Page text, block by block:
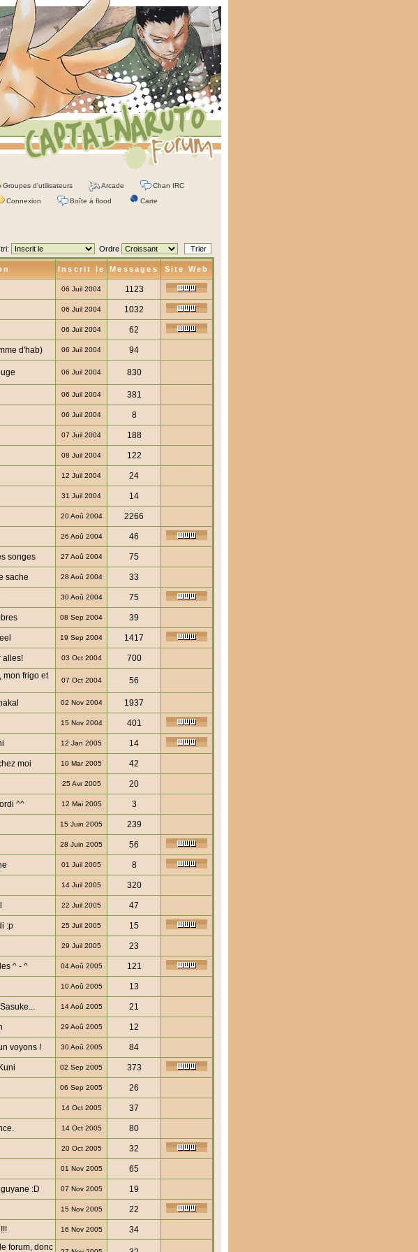
Groupes d'utilisateurs Arcade Chan IRC
Connexion Boîte à flood Carte
Ordre
Inscrit le Messages Site Web
06 Juil 2004 1123
06 Juil 2004 1032
06 Juil 2004 62
d'hab) 06 Juil 2004 94
06 Juil 2004 830
06 Juil 2004 381
06 Juil 2004 8
07 Juil 2004 188
08 Juil 2004 122
12 Juil 2004 24
31 Juil 2004 14
20 Aoû 2004 2266
26 Aoû 2004 46
songes 27 Aoû 2004 75
sache 28 Aoû 2004 33
30 Aoû 2004 75
08 Sep 2004 39
19 Sep 2004 1417
alles! 03 Oct 2004 700
mon frigo et
07 Oct 2004 56
02 Nov 2004 1937
15 Nov 2004 401
12 Jan 2005 14
moi 10 Mar 2005 42
25 Avr 2005 20
^^ 12 Mai 2005 3
15 Juin 2005 239
28 Juin 2005 56
01 Juil 2005 8
14 Juil 2005 320
22 Juil 2005 47
:p 25 Juil 2005 15
29 Juil 2005 23
^ - ^ 04 Aoû 2005 121
10 Aoû 2005 13
14 Aoû 2005 21
29 Aoû 2005 12
voyons ! 30 Aoû 2005 84
02 Sep 2005 373
06 Sep 2005 26
14 Oct 2005 37
14 Oct 2005 80
20 Oct 2005 32
01 Nov 2005 65
:D 07 Nov 2005 19
15 Nov 2005 22
16 Nov 2005 34
forum, donc